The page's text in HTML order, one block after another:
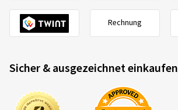
Rechnung
Sicher & ausgezeichnet einkaufen